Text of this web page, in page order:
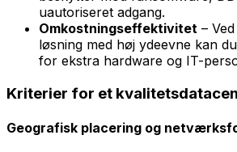
uautoriseret adgang.
Omkostningseffektivitet –
løsning med høj ydeevne kan
for ekstra hardware og IT-
Kriterier for et
Geografisk placering og